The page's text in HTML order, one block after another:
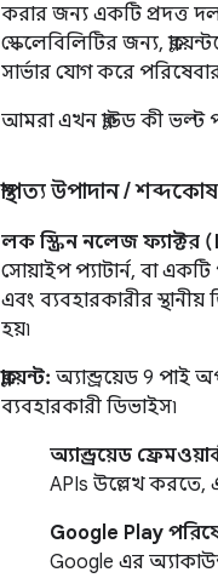
করার জন্য একটি প্রদত্ত
স্কেলেবিলিটির জন্য,
সার্ভার যোগ করে
আমরা এখন ক্লাউড কী ভল্ট
স্থাপত্য উপাদান/শব্দকোষ
লক স্ক্রিন নলেজ ফ্যাক্টর
সোয়াইপ প্যাটার্ন, বা
এবং ব্যবহারকারীর
হয়৷
ক্লায়েন্ট: অ্যান্ড্রয়েড 9 পাই
ব্যবহারকারী ডিভাইস৷
অ্যান্ড্রয়েড
APIs উল্লেখ করতে,
Google Play
Google এর